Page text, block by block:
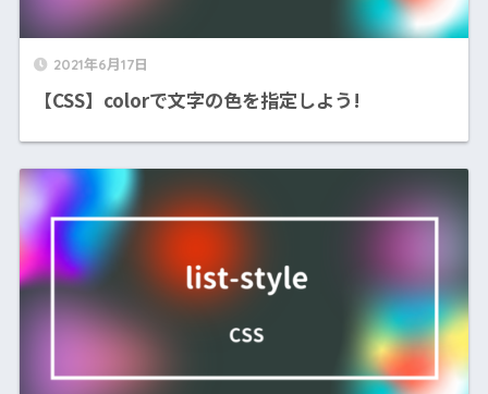
2021年6月17日
【CSS】colorで文字の色を指定しよう!